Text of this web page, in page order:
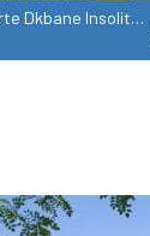
Dk'ouverte Dkbane Insolite - 2 Rooms (With Bathroom And No Tv)